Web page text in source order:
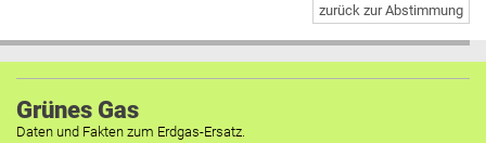
zurück zur Abstimmung
Grünes Gas
Daten und Fakten zum Erdgas-Ersatz.